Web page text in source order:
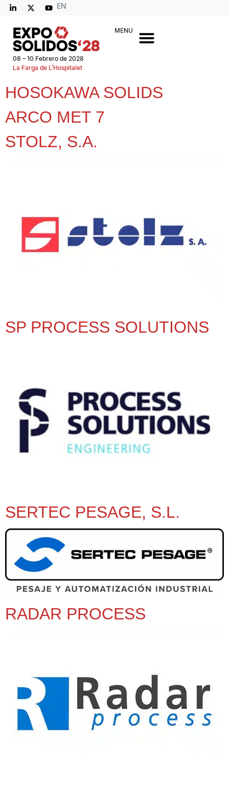
EN
08 – 10 Febrero de 2028
La Farga de L’Hospitalet
MENU
HOSOKAWA SOLIDS
ARCO MET 7
STOLZ, S.A.
SP PROCESS SOLUTIONS
SERTEC PESAGE, S.L.
RADAR PROCESS